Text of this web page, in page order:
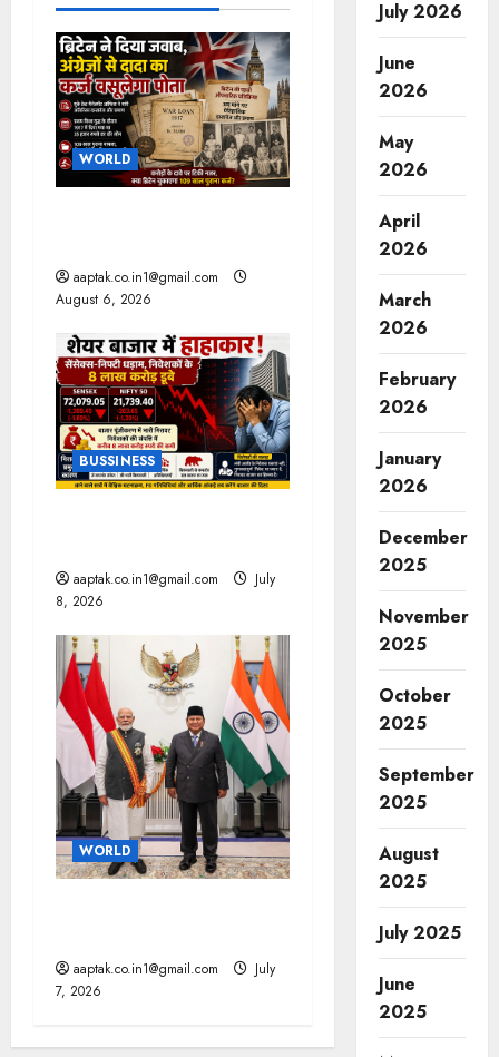
v
i
g
a
i
o
n
WORLD
aaptak.co.in1@gmail.com
August 6, 2026
BUSSINESS
aaptak.co.in1@gmail.com
July
8, 2026
WORLD
aaptak.co.in1@gmail.com
July
7, 2026
July 2026
June
2026
May
2026
April
2026
March
2026
February
2026
January
2026
December
2025
November
2025
October
2025
September
2025
August
2025
July 2025
June
2025